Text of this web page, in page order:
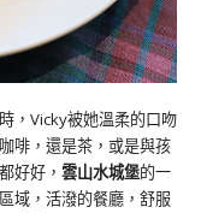
，Vicky被她溫柔的口吻
啡，還是茶，或是與孩
好好， 雲山水城堡的一
域，活潑的餐廳，舒服